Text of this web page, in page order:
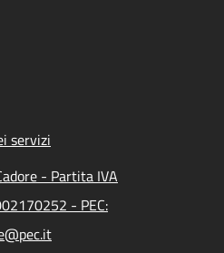
servizi
- Partita IVA
- PEC: